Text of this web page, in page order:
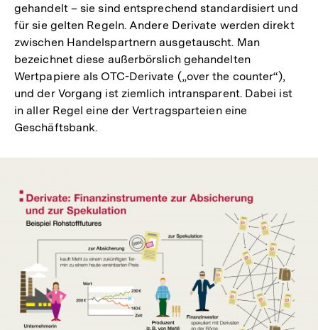
gehandelt – sie sind entsprechend standardisiert und
für sie gelten Regeln. Andere Derivate werden direkt
zwischen Handelspartnern ausgetauscht. Man
bezeichnet diese außerbörslich gehandelten
Wertpapiere als OTC-Derivate („over the counter“),
und der Vorgang ist ziemlich intransparent. Dabei ist
in aller Regel eine der Vertragsparteien eine
Geschäftsbank.
In
Lightbox
öffnen